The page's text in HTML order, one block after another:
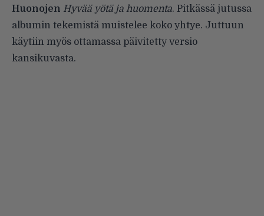
Huonojen Hyvää yötä ja huomenta. Pitkässä jutussa
albumin tekemistä muistelee koko yhtye. Juttuun
käytiin myös ottamassa päivitetty versio
kansikuvasta.